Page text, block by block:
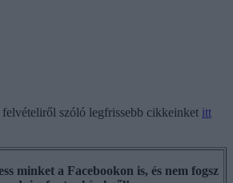
szóló legfrissebb cikkeinket itt
minket a Facebookon is, és nem fogsz